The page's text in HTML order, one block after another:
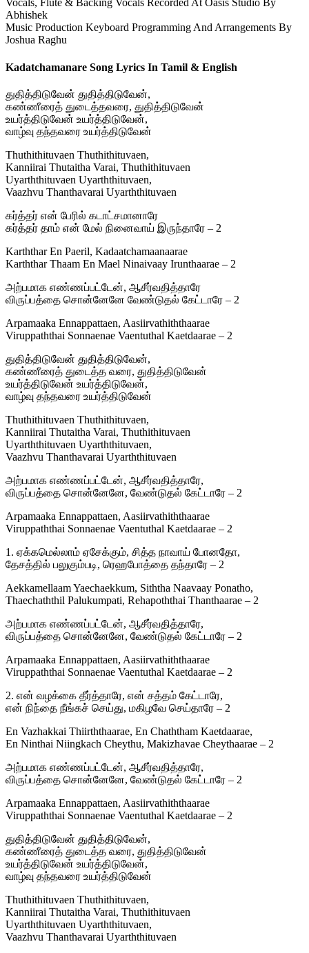
Vocals, Flute & Backing Vocals Recorded At Oasis Studio By
Abhishek
Music Production Keyboard Programming And Arrangements By
Joshua Raghu
Kadatchamanare Song Lyrics In Tamil & English
துதித்திடுவேன் துதித்திடுவேன்,
கண்ணீரைத் துடைத்தவரை, துதித்திடுவேன்
உயர்த்திடுவேன் உயர்த்திடுவேன்,
வாழ்வு தந்தவரை உயர்த்திடுவேன்
Thuthithituvaen Thuthithituvaen,
Kanniirai Thutaitha Varai, Thuthithituvaen
Uyarththituvaen Uyarththituvaen,
Vaazhvu Thanthavarai Uyarththituvaen
கர்த்தர் என் பேரில் கடாட்சமானாரே
கர்த்தர் தாம் என் மேல் நினைவாய் இருந்தாரே – 2
Karththar En Paeril, Kadaatchamaanaarae
Karththar Thaam En Mael Ninaivaay Irunthaarae – 2
அற்பமாக எண்ணப்பட்டேன், ஆசீர்வதித்தாரே
விருப்பத்தை சொன்னேனே வேண்டுதல் கேட்டாரே – 2
Arpamaaka Ennappattaen, Aasiirvathiththaarae
Viruppaththai Sonnaenae Vaentuthal Kaetdaarae – 2
துதித்திடுவேன் துதித்திடுவேன்,
கண்ணீரைத் துடைத்த வரை, துதித்திடுவேன்
உயர்த்திடுவேன் உயர்த்திடுவேன்,
வாழ்வு தந்தவரை உயர்த்திடுவேன்
Thuthithituvaen Thuthithituvaen,
Kanniirai Thutaitha Varai, Thuthithituvaen
Uyarththituvaen Uyarththituvaen,
Vaazhvu Thanthavarai Uyarththituvaen
அற்பமாக எண்ணப்பட்டேன், ஆசீர்வதித்தாரே,
விருப்பத்தை சொன்னேனே, வேண்டுதல் கேட்டாரே – 2
Arpamaaka Ennappattaen, Aasiirvathiththaarae
Viruppaththai Sonnaenae Vaentuthal Kaetdaarae – 2
1. ஏக்கமெல்லாம் ஏசேக்கும், சித்த நாவாய் போனதோ,
தேசத்தில் பலுகும்படி, ரெஹபோத்தை தந்தாரே – 2
Aekkamellaam Yaechaekkum, Siththa Naavaay Ponatho,
Thaechaththil Palukumpati, Rehapoththai Thanthaarae – 2
அற்பமாக எண்ணப்பட்டேன், ஆசீர்வதித்தாரே,
விருப்பத்தை சொன்னேனே, வேண்டுதல் கேட்டாரே – 2
Arpamaaka Ennappattaen, Aasiirvathiththaarae
Viruppaththai Sonnaenae Vaentuthal Kaetdaarae – 2
2. என் வழக்கை தீர்த்தாரே, என் சத்தம் கேட்டாரே,
என் நிந்தை நீங்கச் செய்து, மகிழவே செய்தாரே – 2
En Vazhakkai Thiirththaarae, En Chaththam Kaetdaarae,
En Ninthai Niingkach Cheythu, Makizhavae Cheythaarae – 2
அற்பமாக எண்ணப்பட்டேன், ஆசீர்வதித்தாரே,
விருப்பத்தை சொன்னேனே, வேண்டுதல் கேட்டாரே – 2
Arpamaaka Ennappattaen, Aasiirvathiththaarae
Viruppaththai Sonnaenae Vaentuthal Kaetdaarae – 2
துதித்திடுவேன் துதித்திடுவேன்,
கண்ணீரைத் துடைத்த வரை, துதித்திடுவேன்
உயர்த்திடுவேன் உயர்த்திடுவேன்,
வாழ்வு தந்தவரை உயர்த்திடுவேன்
Thuthithituvaen Thuthithituvaen,
Kanniirai Thutaitha Varai, Thuthithituvaen
Uyarththituvaen Uyarththituvaen,
Vaazhvu Thanthavarai Uyarththituvaen